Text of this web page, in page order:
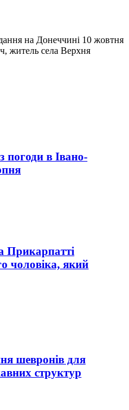
на Донеччині 10 жовтня
житель села Верхня
погоди в Івано-
Прикарпатті
чоловіка, який
шевронів для
структур